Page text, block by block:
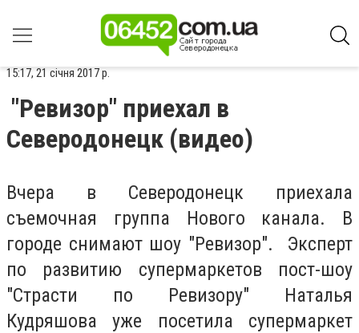
15:17, 21 січня 2017 р.
"Ревизор" приехал в
Северодонецк (видео)
Вчера в Северодонецк приехала
съемочная группа Нового канала. В
городе снимают шоу "Ревизор". Эксперт
по развитию супермаркетов пост-шоу
"Страсти по Ревизору" Наталья
Кудряшова уже посетила супермаркет